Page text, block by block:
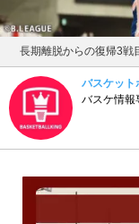
長期離脱からの復帰3戦
バスケット
バスケ情報